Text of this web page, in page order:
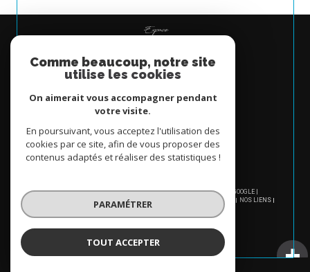
Espace
Se connecter
© 2026 | TOUS DROITS RÉSERVÉS | TRADUCTION POWERED BY GOOGLE |
PLAN DU SITE MENTIONS LÉGALES ADMIN
NOS LIENS
POLITIQUE RGPD
Comme beaucoup, notre site
utilise les cookies
On aimerait vous accompagner pendant
votre visite.
En poursuivant, vous acceptez l'utilisation des
cookies par ce site, afin de vous proposer des
contenus adaptés et réaliser des statistiques !
PARAMÉTRER
TOUT ACCEPTER